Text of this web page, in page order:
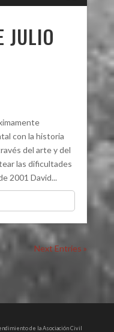
JULIO
con la historia
del arte y del
las dificultades
2001 David...
Next Entries »
de la Asociación Civil